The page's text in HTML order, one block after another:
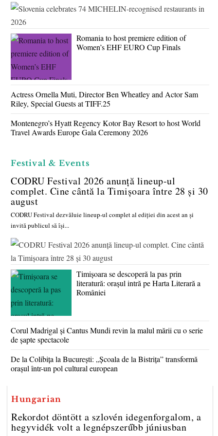
Romania to host premiere edition of
Women’s EHF EURO Cup Finals
Actress Ornella Muti, Director Ben Wheatley and Actor Sam
Riley, Special Guests at TIFF.25
Montenegro’s Hyatt Regency Kotor Bay Resort to host World
Travel Awards Europe Gala Ceremony 2026
Festival & Events
CODRU Festival 2026 anunță lineup-ul
complet. Cine cântă la Timișoara între 28 și 30
august
CODRU Festival dezvăluie lineup-ul complet al ediției din acest an și
invită publicul să își...
Timișoara se descoperă la pas prin
literatură: orașul intră pe Harta Literară a
României
Corul Madrigal și Cantus Mundi revin la malul mării cu o serie
de șapte spectacole
De la Colibița la București: „Școala de la Bistrița” transformă
orașul într-un pol cultural european
Hungarian
Rekordot döntött a szlovén idegenforgalom, a
hegyvidék volt a legnépszerűbb júniusban